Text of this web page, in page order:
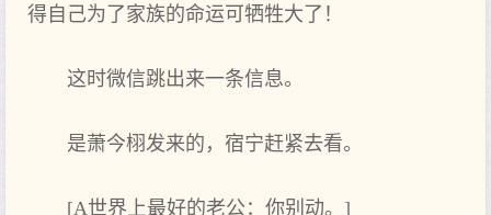
得自己为了家族的命运可牺牲大了！
这时微信跳出来一条信息。
是萧今栩发来的，宿宁赶紧去看。
[A世界上最好的老公：你别动。]